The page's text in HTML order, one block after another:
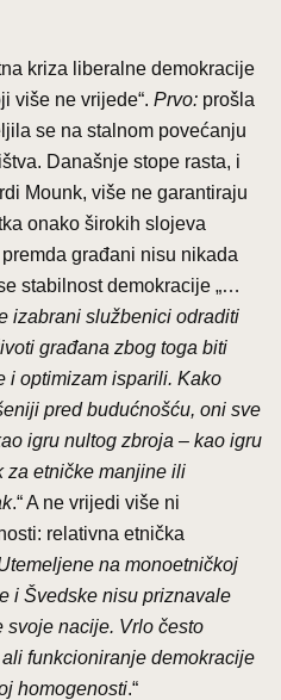
kriza liberalne demokracije
više ne vrijede“. Prvo: prošla
se na stalnom povećanju
Današnje stope rasta, i
Mounk, više ne garantiraju
onako širokih slojeva
premda građani nisu nikada
stabilnost demokracije „…
izabrani službenici odraditi
građana zbog toga biti
i optimizam isparili. Kako
pred budućnošću, oni sve
igru nultog zbroja – kao igru
za etničke manjine ili
.“ A ne vrijedi više ni
relativna etnička
na monoetničkoj
i Švedske nisu priznavale
svoje nacije. Vrlo često
funkcioniranje demokracije
homogenosti.“